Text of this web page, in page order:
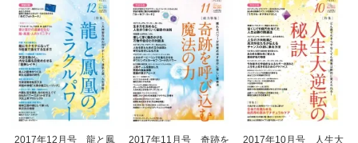
2017年12月号 龍と鳳 2017年11月号 奇跡を 2017年10月号 人生大